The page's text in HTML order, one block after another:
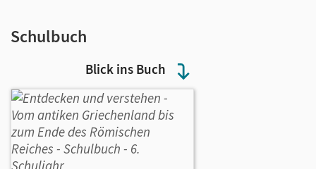
Blick ins Buch
Schulbuch